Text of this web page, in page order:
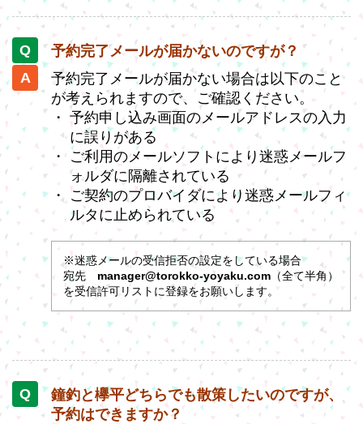
予約完了メールが届かないのですが？
予約完了メールが届かない場合は以下のこと
が考えられますので、ご確認ください。
予約申し込み画面のメールアドレスの入力
に誤りがある
ご利用のメールソフトにより迷惑メールフ
ォルダに隔離されている
ご契約のプロバイダにより迷惑メールフィ
ルタに止められている
※迷惑メールの受信拒否の設定をしている場合
宛先 manager@torokko-yoyaku.com （全て半角）
を受信許可リストに登録をお願いします。
鐘釣と欅平どちらでも散策したいのですが、
予約はできますか？